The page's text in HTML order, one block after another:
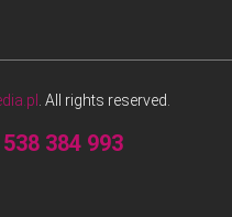
. All rights reserved.
384 993